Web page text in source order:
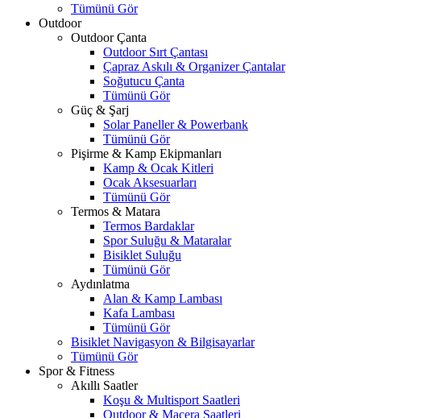
Tümünü Gör
Outdoor
Outdoor Çanta
Outdoor Sırt Çantası
Çapraz Askılı & Organizer Çantalar
Soğutucu Çanta
Tümünü Gör
Güç & Şarj
Solar Paneller & Powerbank
Tümünü Gör
Pişirme & Kamp Ekipmanları
Kamp & Ocak Kitleri
Ocak Aksesuarları
Tümünü Gör
Termos & Matara
Termos Bardaklar
Spor Suluğu & Mataralar
Bisiklet Suluğu
Tümünü Gör
Aydınlatma
Alan & Kamp Lambası
Kafa Lambası
Tümünü Gör
Bisiklet Navigasyon & Bilgisayarlar
Tümünü Gör
Spor & Fitness
Akıllı Saatler
Koşu & Multisport Saatleri
Outdoor & Macera Saatleri